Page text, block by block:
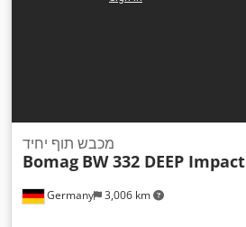
Germany 3,006 km
מכבש תוף יחיד
Bomag BW 332 DEEP Impact